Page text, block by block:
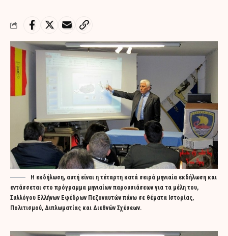
Η εκδήλωση, αυτή είναι η τέταρτη κατά σειρά μηνιαία εκδήλωση και
εντάσσεται στο πρόγραμμα μηνιαίων παρουσιάσεων για τα μέλη του,
Συλλόγου Ελλήνων Εφέδρων Πεζοναυτών πάνω σε θέματα Ιστορίας,
Πολιτισμού, Διπλωματίας και Διεθνών Σχέσεων.